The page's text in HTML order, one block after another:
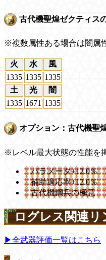
古代機聖煌ゼクティス
※複数属性ある場合は闇属
火 水
風
1335 1335 1335
土
光
闇
1335 1671 1335
オプション：古代機聖
※レベル最大状態の性能を
パラメータ+12.0％
補助適応率+12.0％
古代機鋼兵の極意
ログレス関連リ
▶全武器評価一覧はこちら